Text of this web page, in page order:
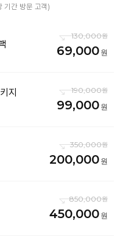
간 방문 고객)
130,000
69,000
지 190,000
99,000
350,000
200,000
850,000
450,000